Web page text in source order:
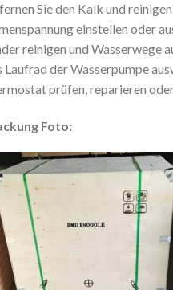
Sie den Kalk und
einstellen oder
reinigen und Wasserwege
Laufrad der Wasserpumpe
prüfen, reparieren
Foto: